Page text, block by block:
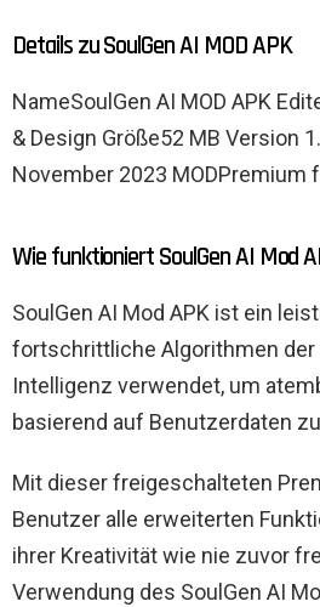
Details zu SoulGen AI MOD APK
NameSoulGen AI MOD APK
& Design Größe52 MB Version
November 2023 MODPremium
Wie funktioniert SoulGen AI Mod
SoulGen AI Mod APK ist ein
fortschrittliche Algorithmen
Intelligenz verwendet, um
basierend auf Benutzerdaten
Mit dieser freigeschalteten
Benutzer alle erweiterten
ihrer Kreativität wie nie zuvor
Verwendung des SoulGen AI